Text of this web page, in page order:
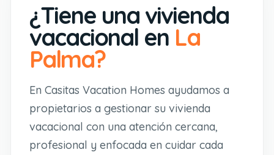
¿Tiene una vivienda
vacacional en La
Palma?
En Casitas Vacation Homes ayudamos a
propietarios a gestionar su vivienda
vacacional con una atención cercana,
profesional y enfocada en cuidar cada